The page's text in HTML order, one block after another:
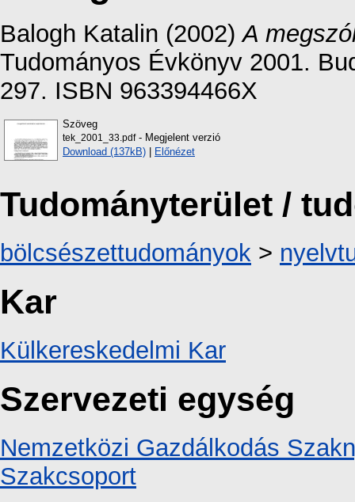
Balogh Katalin (2002)A
Tudományos Évkönyv 2001.
297. ISBN 963394466X
Szöveg
tek_2001_33.pdf- Megjelent verzió
Download (137kB) | Előnézet
Tudományterület /
bölcsészettudományok >
Kar
Külkereskedelmi Kar
Szervezeti egység
Nemzetközi Gazdálkodás
Szakcsoport